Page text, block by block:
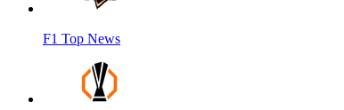
F1 Top News